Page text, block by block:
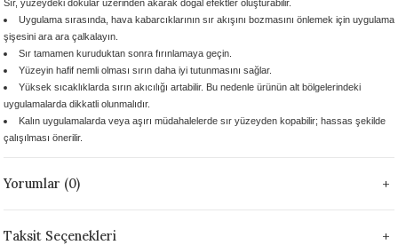
- 1046 °C
°C
°C
999 - 1222 °C
°C
Sır, yüzeydeki dokular üzerinden akarak doğal efektler oluşturabilir.
Uygulama sırasında, hava kabarcıklarının sır akışını bozmasını önlemek için uygulama
şişesini ara ara çalkalayın.
Sır tamamen kuruduktan sonra fırınlamaya geçin.
Yüzeyin hafif nemli olması sırın daha iyi tutunmasını sağlar.
Yüksek sıcaklıklarda sırın akıcılığı artabilir. Bu nedenle ürünün alt bölgelerindeki
uygulamalarda dikkatli olunmalıdır.
Kalın uygulamalarda veya aşırı müdahalelerde sır yüzeyden kopabilir; hassas şekilde
çalışılması önerilir.
Yorumlar (0)
Taksit Seçenekleri